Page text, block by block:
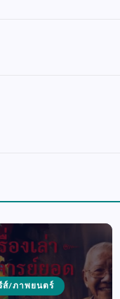
ส์/ภาพยนตร์